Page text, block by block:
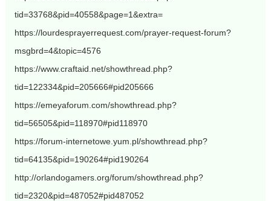
tid=33768&pid=40558&page=1&extra=
https://lourdesprayerrequest.com/prayer-request-forum?
msgbrd=4&topic=4576
https://www.craftaid.net/showthread.php?
tid=122334&pid=205666#pid205666
https://emeyaforum.com/showthread.php?
tid=56505&pid=118970#pid118970
https://forum-internetowe.yum.pl/showthread.php?
tid=64135&pid=190264#pid190264
http://orlandogamers.org/forum/showthread.php?
tid=2320&pid=487052#pid487052